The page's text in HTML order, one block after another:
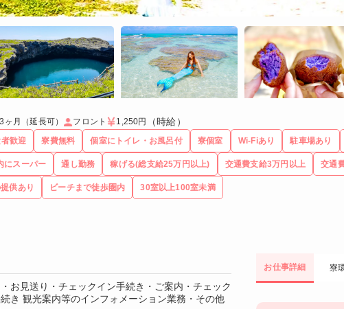
月（延長可） フロント 1,250円 （時給）
歓迎 寮費無料 個室にトイレ・お風呂付 寮個室 Wi-Fiあり 駐車場あり
にスーパー 通し勤務 稼げる(総支給25万円以上) 交通費支給3万円以上 交通
供あり ビーチまで徒歩圏内 30室以上100室未満
お仕事詳細 寮
お見送り・チェックイン手続き・ご案内・チェック
き 観光案内等のインフォメーション業務・その他